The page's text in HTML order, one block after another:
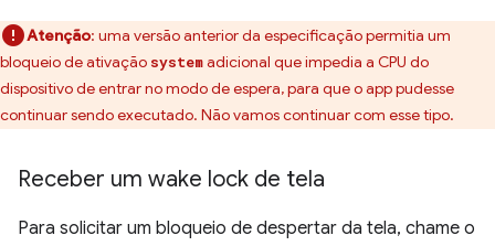
Atenção: uma versão anterior da especificação permitia um
bloqueio de ativação systemadicional que impedia a CPU do
dispositivo de entrar no modo de espera, para que o app pudesse
continuar sendo executado. Não vamos continuar com esse tipo.
Receber um wake lock de tela
Para solicitar um bloqueio de despertar da tela, chame o